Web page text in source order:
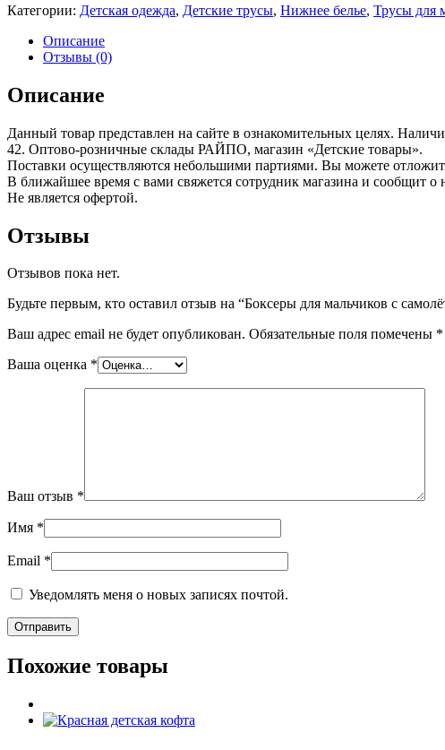
Категории: Детская одежда, Детские трусы, Нижнее белье, Трусы для
Описание
Отзывы (0)
Описание
Данный товар представлен на сайте в ознакомительных целях.
42. Оптово-розничные склады РАЙПО, магазин «Детские товары».
Поставки осуществляются небольшими партиями. Вы можете
В ближайшее время с вами свяжется сотрудник магазина и сообщит о
Не является офертой.
Отзывы
Отзывов пока нет.
Будьте первым, кто оставил отзыв на “Боксеры для мальчиков с
Ваш адрес email не будет опубликован. Обязательные поля помечены *
Ваша оценка *
Ваш отзыв *
Имя *
Email *
Уведомлять меня о новых записях почтой.
Похожие товары